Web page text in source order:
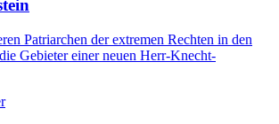
Patriarchen der extremen Rechten in den
Gebieter einer neuen Herr-Knecht-